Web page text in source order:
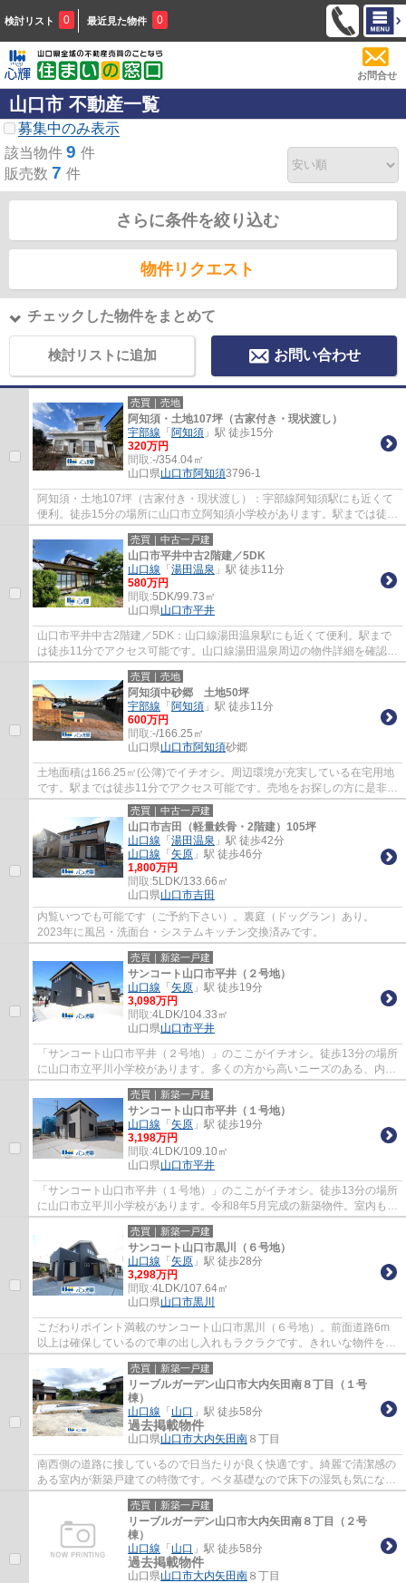
検討リスト 0 最近見た物件 0
お問合せ
山口市 不動産一覧
募集中のみ表示
該当物件 9 件
販売数 7 件
さらに条件を絞り込む
物件リクエスト
チェックした物件をまとめて
検討リストに追加 お問い合わせ
売買｜売地
阿知須・土地107坪（古家付き・現状渡し）
宇部線 「 阿知須 」駅 徒歩15分
320万円
間取:-/354.04㎡
山口県山口市阿知須3796-1
阿知須・土地107坪（古家付き・現状渡し）：宇部線阿知須駅にも近くて
便利。徒歩15分の場所に山口市立阿知須小学校があります。駅までは徒歩
15分でアクセス可能です。周辺環境も良好な...
売買｜中古一戸建
山口市平井中古2階建／5DK
山口線 「 湯田温泉 」駅 徒歩11分
580万円
間取:5DK/99.73㎡
山口県山口市平井
山口市平井中古2階建／5DK：山口線湯田温泉駅にも近くて便利。駅まで
は徒歩11分でアクセス可能です。山口線湯田温泉周辺の物件詳細を確認す
るのであれば、豊富な不動産情報を取り扱う...
売買｜売地
阿知須中砂郷 土地50坪
宇部線 「 阿知須 」駅 徒歩11分
600万円
間取:-/166.25㎡
山口県山口市阿知須砂郷
土地面積は166.25㎡(公簿)でイチオシ。周辺環境が充実している在宅用地
です。駅までは徒歩11分でアクセス可能です。売地をお探しの方に是非見
て頂きたいイチオシの土地です。山口市で...
売買｜中古一戸建
山口市吉田（軽量鉄骨・2階建）105坪
山口線 「 湯田温泉 」駅 徒歩42分
山口線 「 矢原 」駅 徒歩46分
1,800万円
間取:5LDK/133.66㎡
山口県山口市吉田
内覧いつでも可能です（ご予約下さい）。裏庭（ドッグラン）あり。
2023年に風呂・洗面台・システムキッチン交換済みです。
売買｜新築一戸建
サンコート山口市平井（２号地）
山口線 「 矢原 」駅 徒歩19分
3,098万円
間取:4LDK/104.33㎡
山口県山口市平井
「サンコート山口市平井（２号地）」のここがイチオシ。徒歩13分の場所
に山口市立平川小学校があります。多くの方から高いニーズのある、内装
もピカピカの新築戸建ての物件です。利便...
売買｜新築一戸建
サンコート山口市平井（１号地）
山口線 「 矢原 」駅 徒歩19分
3,198万円
間取:4LDK/109.10㎡
山口県山口市平井
「サンコート山口市平井（１号地）」のここがイチオシ。徒歩13分の場所
に山口市立平川小学校があります。令和8年5月完成の新築物件。室内も
広々とした、令和8年5月築の物件で、多くの...
売買｜新築一戸建
サンコート山口市黒川（６号地）
山口線 「 矢原 」駅 徒歩28分
3,298万円
間取:4LDK/107.64㎡
山口県山口市黒川
こだわりポイント満載のサンコート山口市黒川（６号地）。前面道路6m
以上は確保しているので車の出し入れもラクラクです。きれいな物件をお
探しの方は、ぜひこちらの新築物件をご覧く...
売買｜新築一戸建
リーブルガーデン山口市大内矢田南８丁目（１号
棟）
山口線 「 山口 」駅 徒歩58分
過去掲載物件
山口県山口市大内矢田南 ８丁目
南西側の道路に接しているので日当たりが良く快適です。綺麗で清潔感の
ある室内が新築戸建ての特徴です。ベタ基礎なので床下の湿気も気になり
ません。室内の空気汚染を抑えるノンホル...
売買｜新築一戸建
リーブルガーデン山口市大内矢田南８丁目（２号
棟）
山口線 「 山口 」駅 徒歩58分
過去掲載物件
山口県山口市大内矢田南 ８丁目